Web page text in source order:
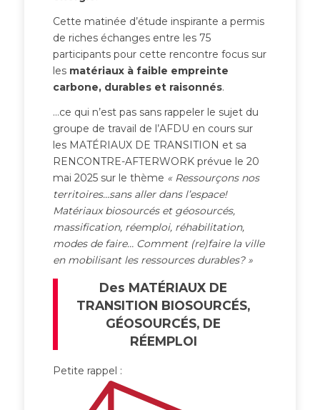
Cette matinée d’étude inspirante a permis
de riches échanges entre les 75
participants pour cette rencontre focus sur
les matériaux à faible empreinte
carbone, durables et raisonnés.
…ce qui n’est pas sans rappeler le sujet du
groupe de travail de l’AFDU en cours sur
les MATÉRIAUX DE TRANSITION et sa
RENCONTRE-AFTERWORK prévue le 20
mai 2025 sur le thème « Ressourçons nos
territoires…sans aller dans l’espace!
Matériaux biosourcés et géosourcés,
massification, réemploi, réhabilitation,
modes de faire… Comment (re)faire la ville
en mobilisant les ressources durables? »
Des MATÉRIAUX DE
TRANSITION BIOSOURCÉS,
GÉOSOURCÉS, DE
RÉEMPLOI
Petite rappel :